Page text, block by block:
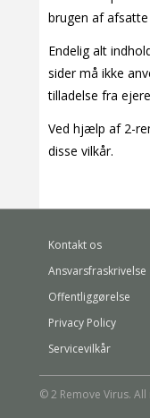
brugen af
Endelig alt
sider må ikke
tilladelse fra
Ved hjælp af 2-
disse vilkår.
Kontakt os
Ansvarsfraskrivelse
Offentliggørelse
Privacy Policy
Servicevilkår
© 2 Remove Virus.